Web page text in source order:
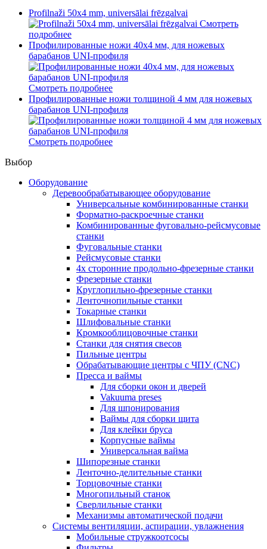
Profilnaži 50x4 mm, universālai frēzgalvai
Смотреть
подробнее
Профилированные ножи 40x4 мм, для ножевых
барабанов UNI-профиля
Смотреть подробнее
Профилированные ножи толщиной 4 мм для ножевых
барабанов UNI-профиля
Смотреть подробнее
Выбор
Оборудование
Деревообрабатывающее оборудование
Универсальные комбинированные станки
Форматно-раскроечные станки
Комбинированные фуговально-рейсмусовые
станки
Фуговальные станки
Рейсмусовые станки
4х сторонние продольно-фрезерные станки
Фрезерные станки
Круглопильно-фрезерные станки
Ленточнопильные станки
Токарные станки
Шлифовальные станки
Кромкооблицовочные станки
Станки для снятия свесов
Пильные центры
Обрабатывающие центры с ЧПУ (CNC)
Пресса и ваймы
Для сборки окон и дверей
Vakuuma preses
Для шпонирования
Ваймы для сборки щита
Для клейки бруса
Корпусные ваймы
Универсальная вайма
Шипорезные станки
Ленточно-делительные станки
Торцовочные станки
Многопильный станок
Сверлильные станки
Механизмы автоматической подачи
Системы вентиляции, аспирации, увлажнения
Мобильные стружкоотсосы